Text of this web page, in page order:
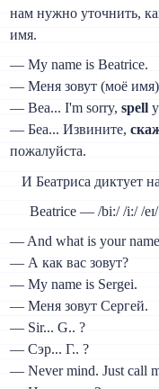
нам нужно уточнить,
имя.
— My name is Beatrice.
— Меня зовут (моё имя)
— Bea... I'm sorry,spell
— Беа... Извините,
пожалуйста.
И Беатриса диктует
Beatrice — /bi:/ /i:/ /
— And what is your
— А как вас зовут?
— My name is Sergei.
— Меня зовут Сергей.
— Sir... G.. ?
— Сэр... Г.. ?
— Never mind. Just call